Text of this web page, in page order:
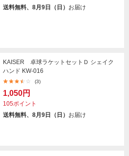
送料無料、8月9日（日） お届け
KAISER 卓球ラケットセットＤ シェイク
ハンド KW-016
(3)
1,050円
105ポイント
送料無料、8月9日（日） お届け